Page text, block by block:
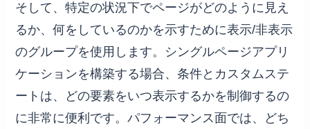
そして、特定の状況下でページがどのように見え
るか、何をしているのかを示すために表示/非表示
のグループを使用します。シングルページアプリ
ケーションを構築する場合、条件とカスタムステ
ートは、どの要素をいつ表示するかを制御するの
に非常に便利です。パフォーマンス面では、どち